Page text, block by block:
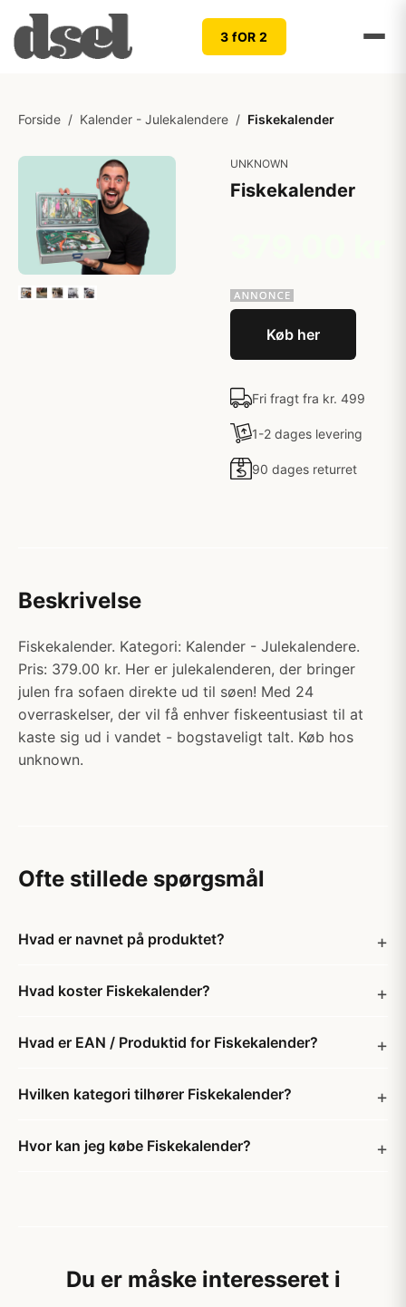
3 fOR 2
Forside / Kalender - Julekalendere / Fiskekalender
UNKNOWN
Fiskekalender
Køb her
Fri fragt fra kr. 499
1-2 dages levering
90 dages returret
Beskrivelse
Fiskekalender. Kategori: Kalender - Julekalendere.
Pris: 379.00 kr. Her er julekalenderen, der bringer
julen fra sofaen direkte ud til søen! Med 24
overraskelser, der vil få enhver fiskeentusiast til at
kaste sig ud i vandet - bogstaveligt talt. Køb hos
unknown.
Ofte stillede spørgsmål
Hvad er navnet på produktet?
Hvad koster Fiskekalender?
Hvad er EAN / Produktid for Fiskekalender?
Hvilken kategori tilhører Fiskekalender?
Hvor kan jeg købe Fiskekalender?
Du er måske interesseret i